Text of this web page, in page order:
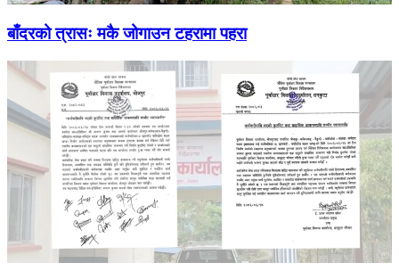
बाँदरको त्रासः मकै जोगाउन टहरामा पहरा